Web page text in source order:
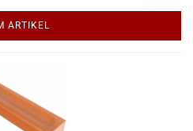
ARTIKEL